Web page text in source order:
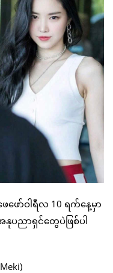
ဖော်ဝါရီလ 10 ရက်နေ့မှာ
ညာရှင်တွေပဲဖြစ်ပါ